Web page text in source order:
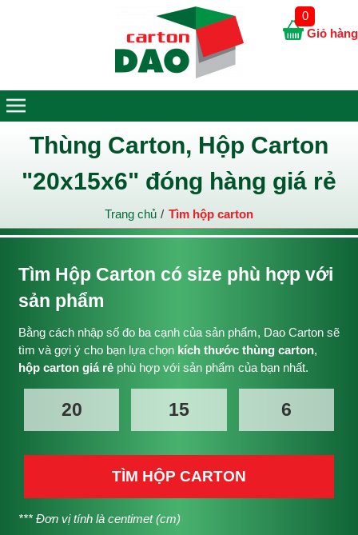
Thùng Carton, Hộp Carton
"20x15x6" đóng hàng giá rẻ
Trang chủ Tìm hộp carton
Tìm Hộp Carton có size phù hợp với
sản phẩm
Bằng cách nhập số đo ba cạnh của sản phẩm, Dao Carton sẽ
tìm và gợi ý cho bạn lựa chọn kích thước thùng carton,
hộp carton giá rẻphù hợp với sản phẩm của bạn nhất.
TÌM HỘP CARTON
*** Đơn vị tính là centimet (cm)
Giỏ hàng
0